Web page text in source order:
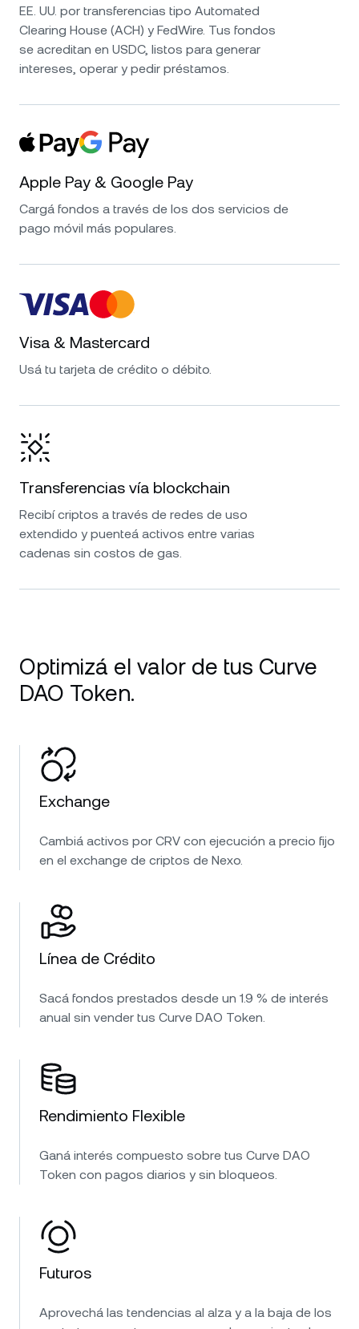
EE. UU. por transferencias tipo Automated
Clearing House (ACH) y FedWire. Tus fondos
se acreditan en USDC, listos para generar
intereses, operar y pedir préstamos.
Apple Pay & Google Pay
Cargá fondos a través de los dos servicios de
pago móvil más populares.
Visa & Mastercard
Usá tu tarjeta de crédito o débito.
Transferencias vía blockchain
Recibí criptos a través de redes de uso
extendido y puenteá activos entre varias
cadenas sin costos de gas.
Optimizá el valor de tus Curve
DAO Token.
Exchange
Cambiá activos por CRV con ejecución a precio fijo
en el exchange de criptos de Nexo.
Línea de Crédito
Sacá fondos prestados desde un 1.9 % de interés
anual sin vender tus Curve DAO Token.
Rendimiento Flexible
Ganá interés compuesto sobre tus Curve DAO
Token con pagos diarios y sin bloqueos.
Futuros
Aprovechá las tendencias al alza y a la baja de los